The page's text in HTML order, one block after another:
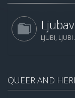
LJUBI,
QUEER AND